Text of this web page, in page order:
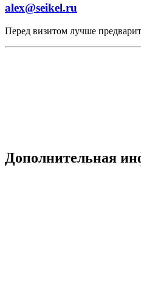
alex@seikel.ru
Перед визитом лучше
Дополнительная